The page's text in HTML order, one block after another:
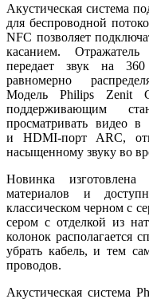
Акустическая система
для беспроводной
NFC позволяет
касанием.
передает звук на
равномерно
Модель Philips Zenit
поддерживающим
просматривать видео
и HDMI-порт ARC,
насыщенному звуку во
Новинка
материалов и
классическом черном с
сером с отделкой из
колонок располагается
убрать кабель, и тем
проводов.
Акустическая система